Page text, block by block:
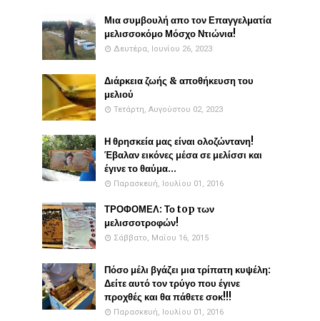
Μια συμβουλή απο τον Επαγγελματία
μελισσοκόμο Μόσχο Ντιώνια!
Δευτέρα, Ιουνίου 26, 2023
Διάρκεια ζωής & αποθήκευση του
μελιού
Τετάρτη, Αυγούστου 02, 2023
Η θρησκεία μας είναι ολοζώντανη!
Έβαλαν εικόνες μέσα σε μελίσσι και
έγινε το θαύμα...
Παρασκευή, Ιουλίου 01, 2016
ΤΡΟΦΟΜΕΛ: Το top των
μελισσοτροφών!
Σάββατο, Μαΐου 16, 2015
Πόσο μέλι βγάζει μια τρίπατη κυψέλη:
Δείτε αυτό τον τρύγο που έγινε
προχθές και θα πάθετε σοκ!!!
Παρασκευή, Ιουλίου 01, 2016